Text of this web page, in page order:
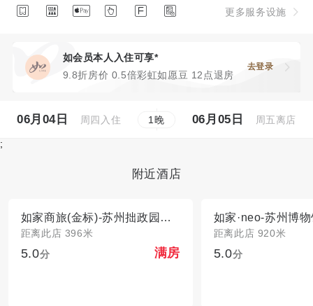
      更多服务设施
如会员本人入住可享*
9.8折房价 0.5倍彩虹如愿豆 12点退房
去登录
06月04日 周四入住 1晚 06月05日 周五离店
;
附近酒店
如家商旅(金标)-苏州拙政园平江路店
距离此店 396米
5.0分 满房
距离此店 920米
5.0分